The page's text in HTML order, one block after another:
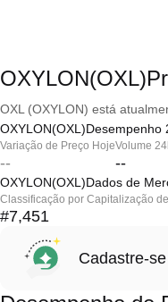
OXL (OXYLON) está
OXYLON(OXL)Desempenho
Variação de Preço Hoje
--
Volume
--
OXYLON(OXL)Dados de
Classificação por Capitalização
#7,451
Cadastre-